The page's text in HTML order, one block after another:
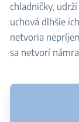
chladničky,
uchová dlhšie
netvoria
sa netvorí